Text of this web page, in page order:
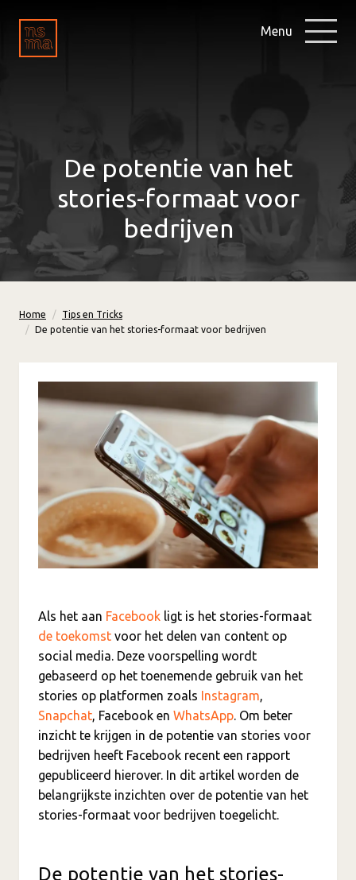
Menu
De potentie van het
stories-formaat voor
bedrijven
Home
Tips en Tricks
De potentie van het stories-formaat voor bedrijven
Als het aan Facebook ligt is het stories-formaat
de toekomst voor het delen van content op
social media. Deze voorspelling wordt
gebaseerd op het toenemende gebruik van het
stories op platformen zoals Instagram,
Snapchat, Facebook en WhatsApp. Om beter
inzicht te krijgen in de potentie van stories voor
bedrijven heeft Facebook recent een rapport
gepubliceerd hierover. In dit artikel worden de
belangrijkste inzichten over de potentie van het
stories-formaat voor bedrijven toegelicht.
De potentie van het stories-